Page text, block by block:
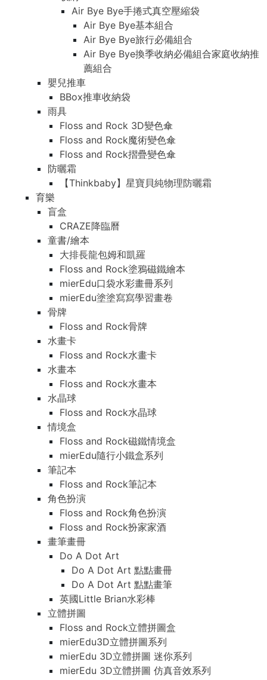
Air Bye Bye手捲式真空壓縮袋
Air Bye Bye基本組合
Air Bye Bye旅行必備組合
Air Bye Bye換季收納必備組合家庭收納推
薦組合
嬰兒推車
BBox推車收納袋
雨具
Floss and Rock 3D變色傘
Floss and Rock魔術變色傘
Floss and Rock摺疊變色傘
防曬霜
【Thinkbaby】星寶貝純物理防曬霜
育樂
盲盒
CRAZE降臨曆
童書/繪本
大排長龍包姆和凱羅
Floss and Rock塗鴉磁鐵繪本
mierEdu口袋水彩畫冊系列
mierEdu塗塗寫寫學習畫卷
骨牌
Floss and Rock骨牌
水畫卡
Floss and Rock水畫卡
水畫本
Floss and Rock水畫本
水晶球
Floss and Rock水晶球
情境盒
Floss and Rock磁鐵情境盒
mierEdu隨行小鐵盒系列
筆記本
Floss and Rock筆記本
角色扮演
Floss and Rock角色扮演
Floss and Rock扮家家酒
畫筆畫冊
Do A Dot Art
Do A Dot Art 點點畫冊
Do A Dot Art 點點畫筆
英國Little Brian水彩棒
立體拼圖
Floss and Rock立體拼圖盒
mierEdu3D立體拼圖系列
mierEdu 3D立體拼圖 迷你系列
mierEdu 3D立體拼圖 仿真音效系列